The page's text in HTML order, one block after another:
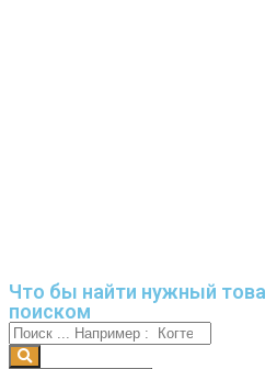
Что бы найти нужный
поиском